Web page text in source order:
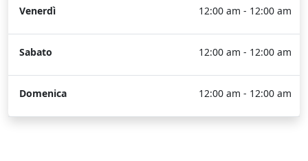
Venerdì 12:00 am - 12:00 am
Sabato 12:00 am - 12:00 am
Domenica 12:00 am - 12:00 am